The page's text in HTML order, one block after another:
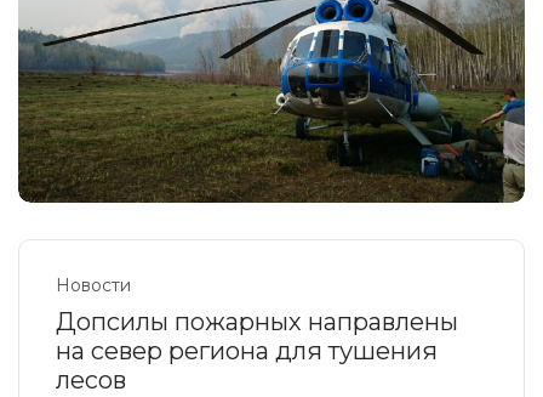
Новости
Допсилы пожарных направлены
на север региона для тушения
лесов